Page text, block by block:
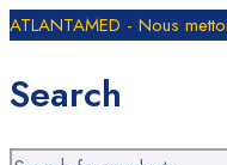
ATLANTAMED - Nous
Search